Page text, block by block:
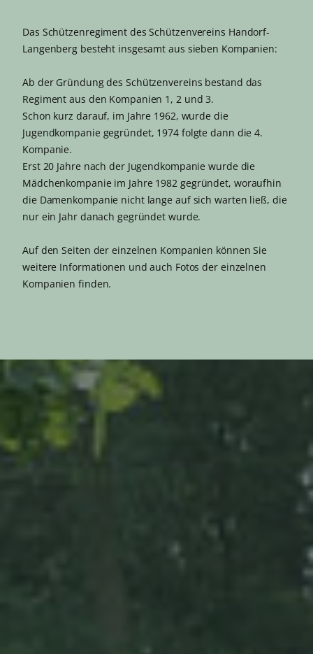
Das Schützenregiment des Schützenvereins Handorf-
Langenberg besteht insgesamt aus sieben Kompanien:
Ab der Gründung des Schützenvereins bestand das
Regiment aus den Kompanien 1, 2 und 3.
Schon kurz darauf, im Jahre 1962, wurde die
Jugendkompanie gegründet, 1974 folgte dann die 4.
Kompanie.
Erst 20 Jahre nach der Jugendkompanie wurde die
Mädchenkompanie im Jahre 1982 gegründet, woraufhin
die Damenkompanie nicht lange auf sich warten ließ, die
nur ein Jahr danach gegründet wurde.
Auf den Seiten der einzelnen Kompanien können Sie
weitere Informationen und auch Fotos der einzelnen
Kompanien finden.